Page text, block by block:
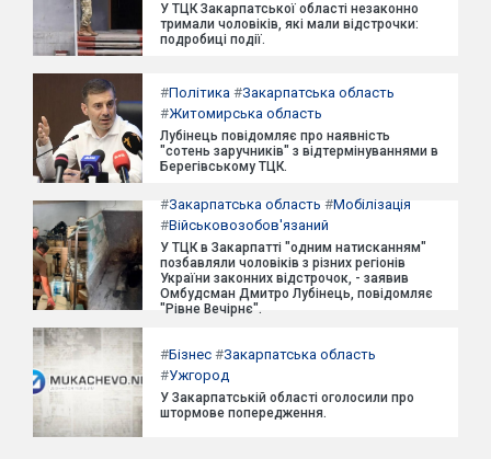
У ТЦК Закарпатської області незаконно
тримали чоловіків, які мали відстрочки:
подробиці події.
#Політика #Закарпатська область
#Житомирська область
Лубінець повідомляє про наявність
"сотень заручників" з відтермінуваннями в
Берегівському ТЦК.
#Закарпатська область #Мобілізація
#Військовозобов'язаний
У ТЦК в Закарпатті "одним натисканням"
позбавляли чоловіків з різних регіонів
України законних відстрочок, - заявив
Омбудсман Дмитро Лубінець, повідомляє
"Рівне Вечірнє".
#Бізнес #Закарпатська область
#Ужгород
У Закарпатській області оголосили про
штормове попередження.